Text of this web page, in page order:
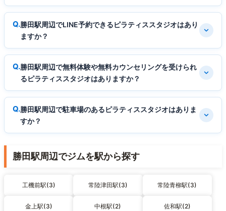
勝田駅周辺でLINE予約できるピラティススタジオはあり
ますか？
勝田駅周辺で無料体験や無料カウンセリングを受けられ
るピラティススタジオはありますか？
勝田駅周辺で駐車場のあるピラティススタジオはありま
すか？
勝田駅周辺でジムを駅から探す
工機前駅(3) 常陸津田駅(3) 常陸青柳駅(3)
金上駅(3) 中根駅(2) 佐和駅(2)